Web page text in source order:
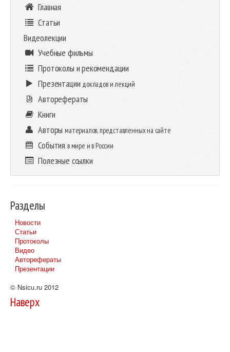
Главная
Статьи
Видеолекции
Учебные фильмы
Протоколы и рекомендации
Презентации докладов и лекций
Авторефераты
Книги
Авторыматериалов, представленных на сайте
События в мире и в России
Полезные ссылки
Разделы
Новости
Статьи
Протоколы
Видео
Авторефераты
Презентации
© Nsicu.ru 2012
Наверх